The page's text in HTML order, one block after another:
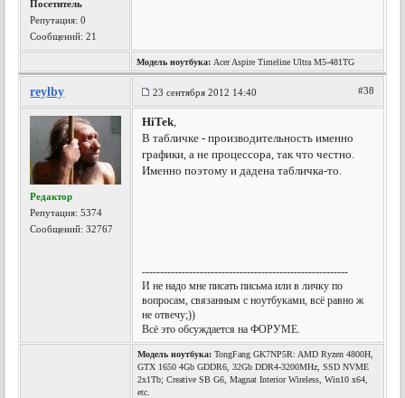
Посетитель
Репутация:0
Сообщений: 21
Модель ноутбука: Acer Aspire Timeline Ultra M5-481TG
reylby 23 сентября 2012 14:40 #38
Редактор
Репутация:5374
Сообщений: 32767
HiTek,
В табличке - производительность именно
графики, а не процессора, так что честно.
Именно поэтому и дадена табличка-то.
---------------------------------------------------------
И не надо мне писать письма или в личку по
вопросам, связанным с ноутбуками, всё равно ж
не отвечу;))
Всё это обсуждается на ФОРУМЕ.
Модель ноутбука: TongFang GK7NP5R: AMD Ryzen 4800H,
GTX 1650 4Gb GDDR6, 32Gb DDR4-3200MHz, SSD NVME
2x1Tb; Creative SB G6, Magnat Interior Wireless, Win10 x64,
etc.